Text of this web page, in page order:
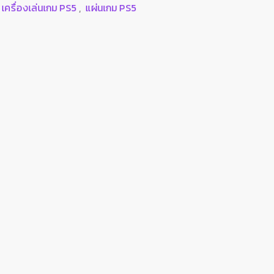
เครื่องเล่นเกม PS5 , แผ่นเกม PS5